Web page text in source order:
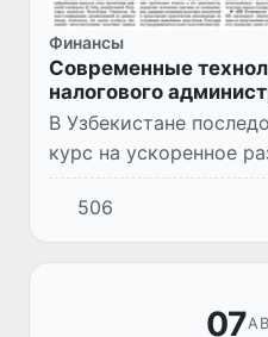
Финансы
Современные
налогового
В Узбекистане
курс на ускоренное
экономики,
искусственного
внимание этим
506
07